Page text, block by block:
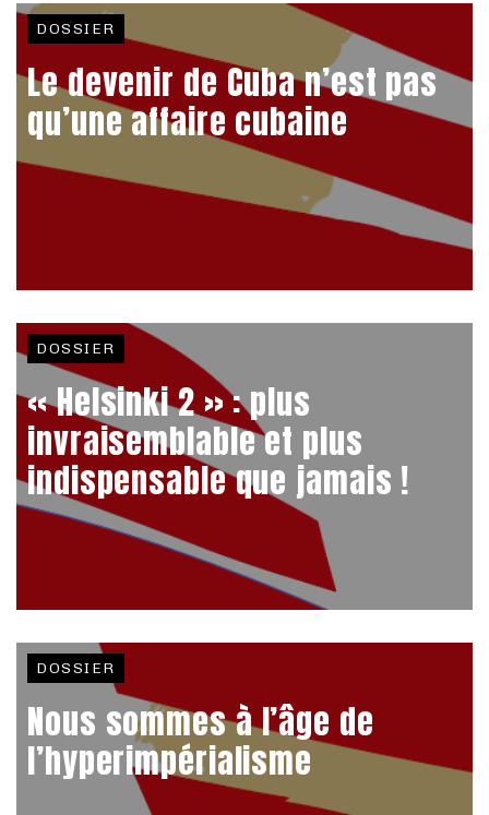
DOSSIER
Le devenir de Cuba n’est pas
qu’une affaire cubaine
DOSSIER
« Helsinki 2 » : plus
invraisemblable et plus
indispensable que jamais !
DOSSIER
Nous sommes à l’âge de
l’hyperimpérialisme